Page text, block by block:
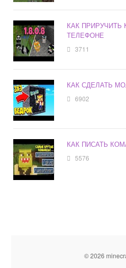
КАК ПРИРУЧИТЬ
ТЕЛЕФОНЕ
3711
КАК СДЕЛАТЬ
6902
КАК ПИСАТЬ
5576
© 2026